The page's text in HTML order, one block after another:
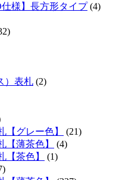
様】長方形タイプ(4)
）表札 (2)
【グレー色】
(21)
【薄茶色】
(4)
【茶色】
(1)